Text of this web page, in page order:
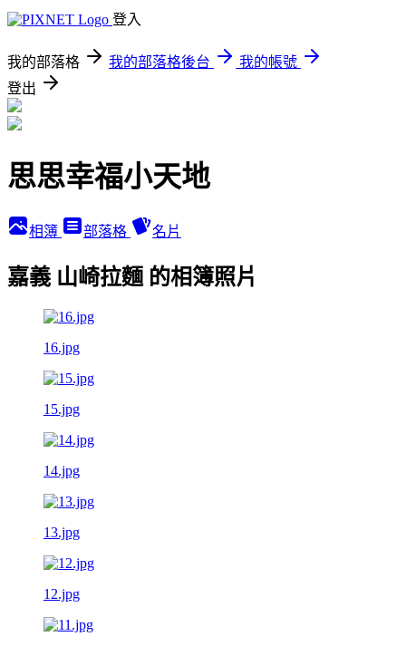
登入
我的部落格 我的部落格後台
我的帳號
登出
思思幸福小天地
相簿 部落格 名片
嘉義 山崎拉麵 的相簿照片
16.jpg
15.jpg
14.jpg
13.jpg
12.jpg